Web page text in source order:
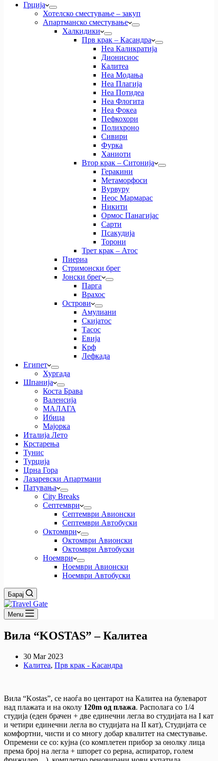
Грција
Хотелско сместување – закуп
Апартманско сместување
Халкидики
Прв крак – Касандра
Неа Каликратија
Дионисиос
Калитеа
Неа Модања
Неа Плагија
Неа Потидеа
Неа Флогита
Неа Фокеа
Пефкохори
Полихроно
Сивири
Фурка
Ханиоти
Втор крак – Ситонија
Геракини
Метаморфоси
Вурвуру
Неос Мармарас
Никити
Ормос Панагијас
Сарти
Псакудија
Торони
Трет крак – Атос
Пиериа
Стримонски брег
Јонски брег
Парга
Врахос
Острови
Амулиани
Скијатос
Тасос
Евија
Крф
Лефкада
Египет
Хургада
Шпанија
Коста Брава
Валенсија
МАЛАГА
Ибица
Мајорка
Италија Лето
Крстарења
Тунис
Турција
Црна Гора
Лазаревски Апартмани
Патувања
City Breaks
Септември
Септември Авионски
Септември Автобуски
Октомври
Октомври Авионски
Октомври Автобуски
Ноември
Ноември Авионски
Ноември Автобуски
Барај
Menu
Вила “KOSTAS” – Калитеа
30 Mar 2023
Калитеа, Прв крак - Касандра
Вила “Kostas”, се наоѓа во центарот на Калитеа на булеварот
над плажата и на околу 120m од плажа. Располага со 1/4
студија (еден брачен + две единечни легла во студијата на I кат
и четири единечни легла во студијата на II кат), Студијата се
комфортни, чисти и со многу добар квалитет на сместување.
Опремени се со: кујна (со комплетен прибор за онолку лица
према број на легла + шпорет со рерна, аспиратор, голем